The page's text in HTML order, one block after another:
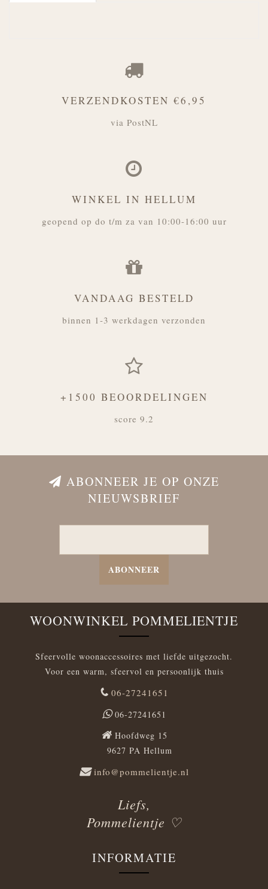
VERZENDKOSTEN €6,95
via PostNL
WINKEL IN HELLUM
geopend op do t/m za van 10:00-16:00 uur
VANDAAG BESTELD
binnen 1-3 werkdagen verzonden
+1500 BEOORDELINGEN
score 9.2
ABONNEER JE OP ONZE
NIEUWSBRIEF
ABONNEER
WOONWINKEL POMMELIENTJE
Sfeervolle woonaccessoires met liefde uitgezocht.
Voor een warm, sfeervol en persoonlijk thuis
06-27241651
06-27241651
Hoofdweg 15
9627 PA Hellum
info@pommelientje.nl
Liefs,
Pommelientje ♡
INFORMATIE